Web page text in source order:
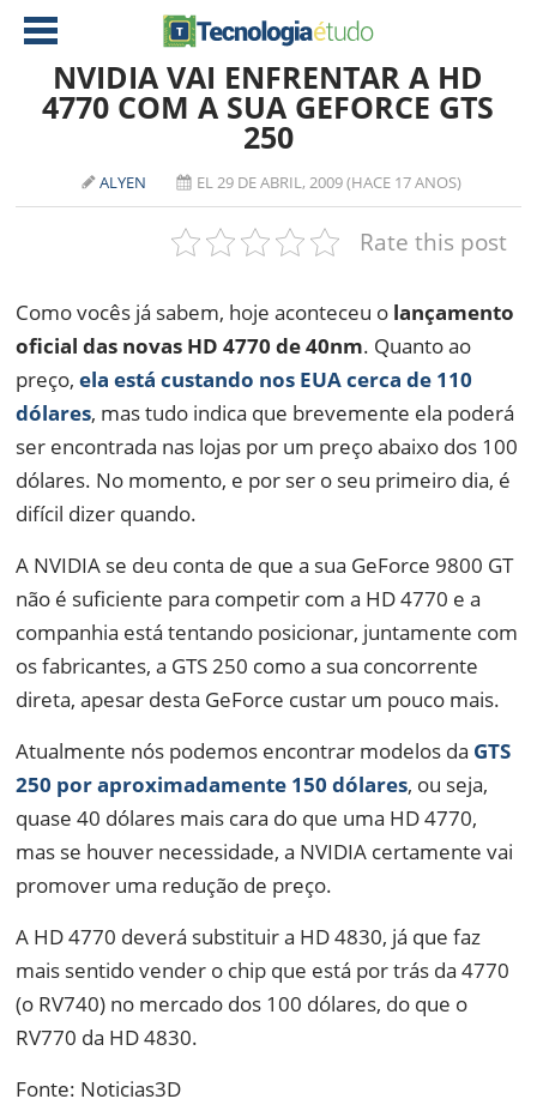
NVIDIA
NOTEBOOKS
TABLETS
NOKIA
DOWNLOADS
NVIDIA VAI ENFRENTAR A HD
4770 COM A SUA GEFORCE GTS
250
ALYEN EL 29 DE ABRIL, 2009 (HACE 17 ANOS)
Rate this post
Como vocês já sabem, hoje aconteceu o lançamento
oficial das novas HD 4770 de 40nm. Quanto ao
preço,ela está custando nos EUA cerca de 110
dólares, mas tudo indica que brevemente ela poderá
ser encontrada nas lojas por um preço abaixo dos 100
dólares. No momento, e por ser o seu primeiro dia, é
difícil dizer quando.
A NVIDIA se deu conta de que a sua GeForce 9800 GT
não é suficiente para competir com a HD 4770 e a
companhia está tentando posicionar, juntamente com
os fabricantes, a GTS 250 como a sua concorrente
direta, apesar desta GeForce custar um pouco mais.
Atualmente nós podemos encontrar modelos da GTS
250 por aproximadamente 150 dólares, ou seja,
quase 40 dólares mais cara do que uma HD 4770,
mas se houver necessidade, a NVIDIA certamente vai
promover uma redução de preço.
A HD 4770 deverá substituir a HD 4830, já que faz
mais sentido vender o chip que está por trás da 4770
(o RV740) no mercado dos 100 dólares, do que o
RV770 da HD 4830.
Fonte: Noticias3D